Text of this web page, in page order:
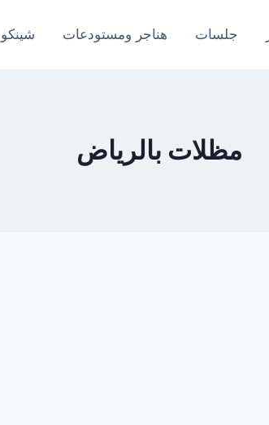
جلسات هناجر ومستودعات شينكو
مظلات بالرياض